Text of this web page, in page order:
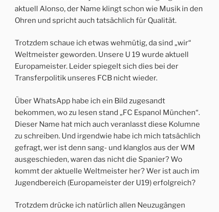
aktuell Alonso, der Name klingt schon wie Musik in den
Ohren und spricht auch tatsächlich für Qualität.
Trotzdem schaue ich etwas wehmütig, da sind „wir“
Weltmeister geworden. Unsere U 19 wurde aktuell
Europameister. Leider spiegelt sich dies bei der
Transferpolitik unseres FCB nicht wieder.
Über WhatsApp habe ich ein Bild zugesandt
bekommen, wo zu lesen stand „FC Espanol München“.
Dieser Name hat mich auch veranlasst diese Kolumne
zu schreiben. Und irgendwie habe ich mich tatsächlich
gefragt, wer ist denn sang- und klanglos aus der WM
ausgeschieden, waren das nicht die Spanier? Wo
kommt der aktuelle Weltmeister her? Wer ist auch im
Jugendbereich (Europameister der U19) erfolgreich?
Trotzdem drücke ich natürlich allen Neuzugängen